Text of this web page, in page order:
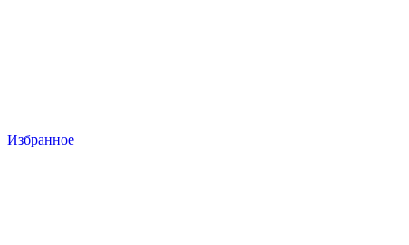
Избранное